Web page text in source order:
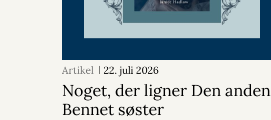
Artikel 22. juli 2026
Noget, der ligner Den anden
Bennet søster